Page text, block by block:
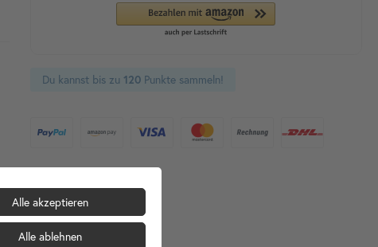
Du kannst bis zu 120Punkte sammeln!
Alle akzeptieren
Alle ablehnen